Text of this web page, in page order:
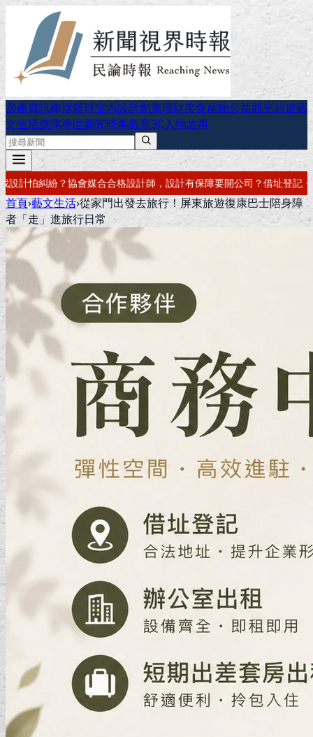
房產資訊棒球籃球室內設計創業理財美食寵物公益觀光旅遊藝
文生活旗津專區新聞時事教育3C人物故事
，設計有保障要開公司？借址登記・公司設立・工商登記一次辦好記
首頁›藝文生活›從家門出發去旅行！屏東旅遊復康巴士陪身障
者「走」進旅行日常